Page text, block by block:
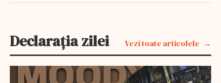
Declarația zilei Vezi toate articolele